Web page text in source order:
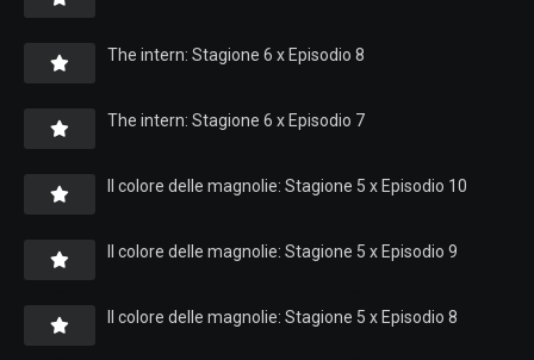
The intern: Stagione 6 x Episodio 8
The intern: Stagione 6 x Episodio 7
Il colore delle magnolie: Stagione 5 x Episodio 10
Il colore delle magnolie: Stagione 5 x Episodio 9
Il colore delle magnolie: Stagione 5 x Episodio 8